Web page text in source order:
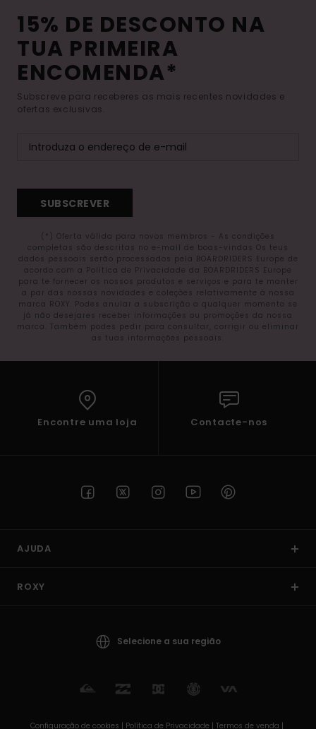
15% DE DESCONTO NA
TUA PRIMEIRA
ENCOMENDA*
Subscreve para receberes as mais recentes novidades e
ofertas exclusivas.
SUBSCREVER
(*) Oferta válida para novos membros - As condições
completas são descritas no e-mail de boas-vindas Os teus
dados pessoais serão processados pela BOARDRIDERS Europe de
acordo com a Política de Privacidade da BOARDRIDERS Europe
para te fornecer os nossos produtos e serviços e para te manter
a par das nossas novidades e coleções relativamente à nossa
marca ROXY. Podes anular a subscrição a qualquer momento se
já não desejares receber informações ou promoções da nossa
marca. Também podes pedir para consultar, corrigir ou eliminar
as tuas informações pessoais.
Encontre uma loja Contacte-nos
AJUDA
ROXY
Selecione a sua região
Configuração de cookies | Política de Privacidade | Termos de venda |